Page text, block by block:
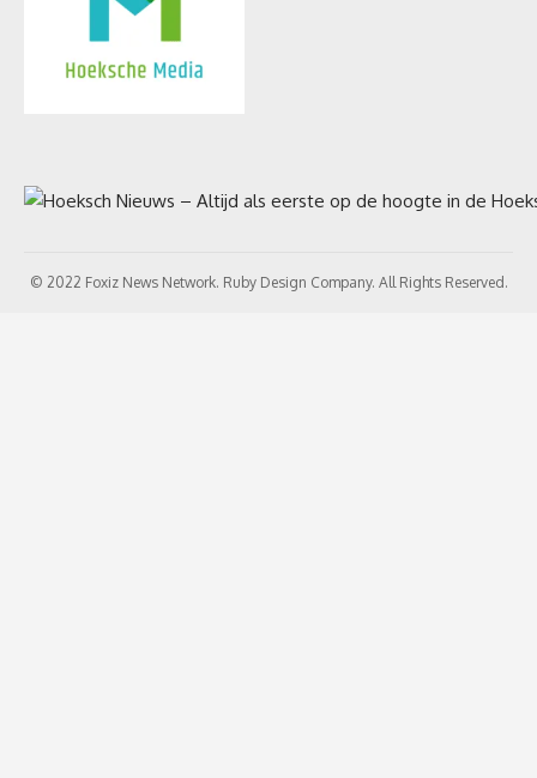
© 2022 Foxiz News Network. Ruby Design Company. All Rights Reserved.